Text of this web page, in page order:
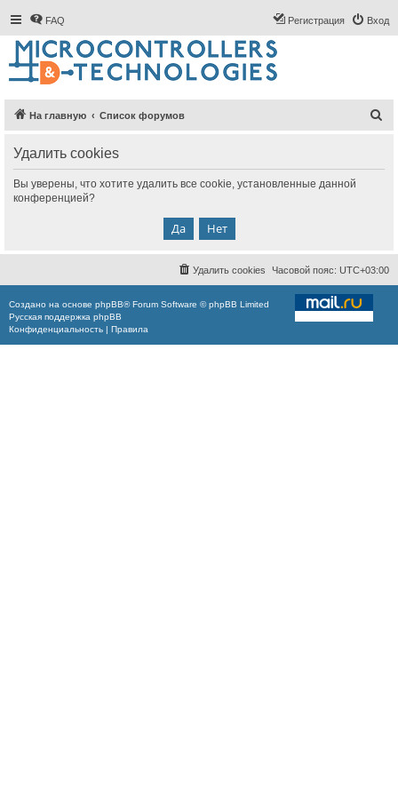
FAQ Вход
Регистрация
На главную Список форумов
Удалить cookies
Вы уверены, что хотите удалить все cookie, установленные данной
конференцией?
Часовой пояс: UTC+03:00
Удалить cookies
Создано на основе phpBB® Forum Software © phpBB Limited
Русская поддержка phpBB
Конфиденциальность | Правила